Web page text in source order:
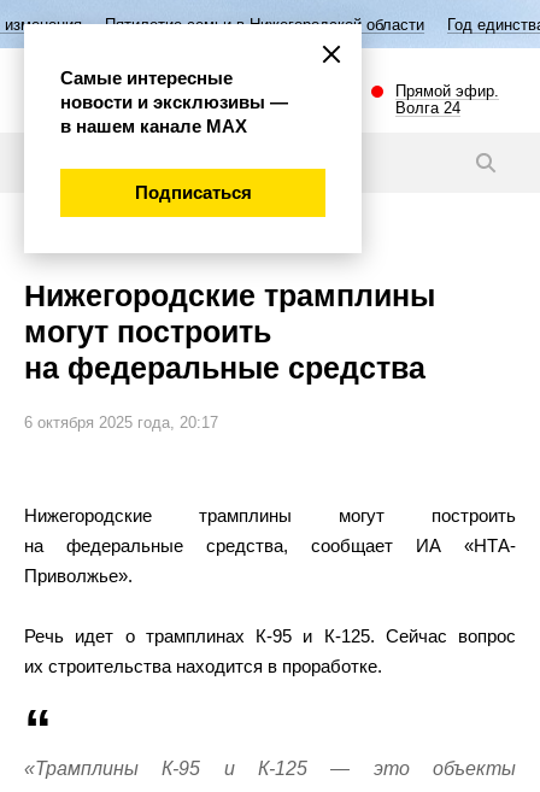
Пятилетие семьи в Нижегородской области Год единства народов
Прямой эфир.
Волга 24
Нижегородские трамплины
могут построить
на федеральные средства
6 октября 2025 года, 20:17
Нижегородские трамплины могут построить
на федеральные средства, сообщает ИА «НТА-
Приволжье».
Речь идет о трамплинах К-95 и К-125. Сейчас вопрос
их строительства находится в проработке.
«Трамплины К-95 и К-125 — это объекты
Самые интересные
новости и эксклюзивы —
в нашем канале МАХ
Подписаться